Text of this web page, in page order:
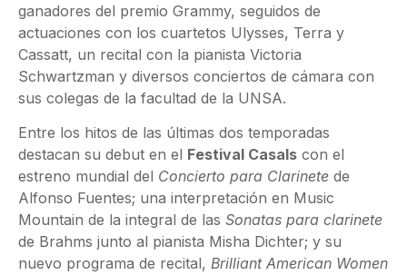
ganadores del premio Grammy, seguidos de
actuaciones con los cuartetos Ulysses, Terra y
Cassatt, un recital con la pianista Victoria
Schwartzman y diversos conciertos de cámara con
sus colegas de la facultad de la UNSA.
Entre los hitos de las últimas dos temporadas
destacan su debut en el Festival Casals con el
estreno mundial del Concierto para Clarinete de
Alfonso Fuentes; una interpretación en Music
Mountain de la integral de las Sonatas para clarinete
de Brahms junto al pianista Misha Dichter; y su
nuevo programa de recital, Brilliant American Women